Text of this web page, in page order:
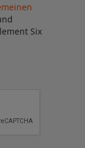
Six